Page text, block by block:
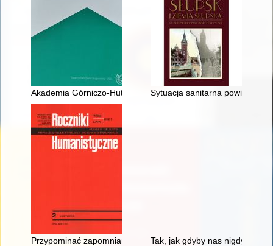
Akademia Górniczo-Hutnicza, Wydział Metali Nieżelaznych.
Sytuacja sanitarna powiatu
Przypominać zapomniane, odkrywać nieznane - recenzja]
Tak, jak gdyby nas nigdy nie